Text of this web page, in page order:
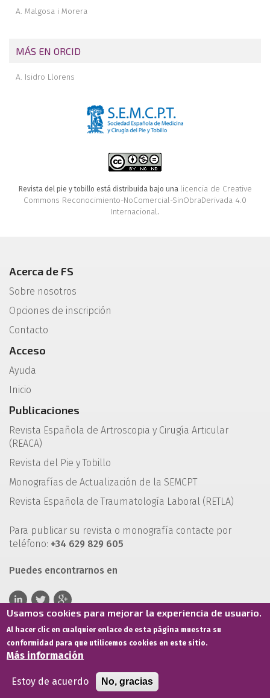
A. Malgosa i Morera
MÁS EN ORCID
A. Isidro Llorens
Revista del pie y tobillo está distribuida bajo una licencia de Creative
Commons Reconocimiento-NoComercial-SinObraDerivada 4.0
Internacional.
Acerca de FS
Sobre nosotros
Opciones de inscripción
Contacto
Acceso
Ayuda
Inicio
Publicaciones
Revista Española de Artroscopia y Cirugía Articular
(REACA)
Revista del Pie y Tobillo
Monografías de Actualización de la SEMCPT
Revista Española de Traumatología Laboral (RETLA)
Para publicar su revista o monografía contacte por
teléfono: +34 629 829 605
Puedes encontrarnos en
Términos de servicio Política de privacidad
Usamos cookies para mejorar la experiencia de usuario.
Al hacer clic en cualquier enlace de esta página muestra su
conformidad para que utilicemos cookies en este sitio.
Más información
Estoy de acuerdo No, gracias